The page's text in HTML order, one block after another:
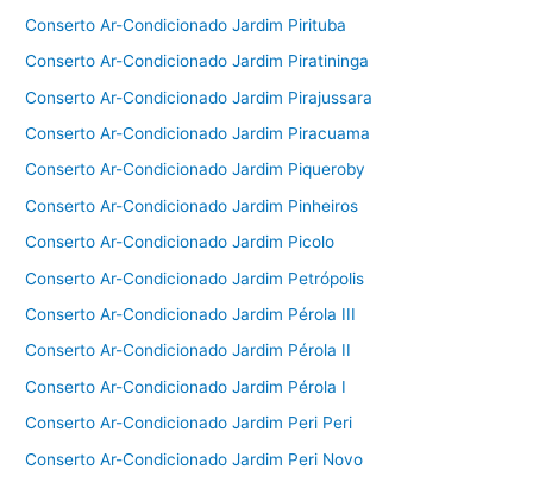
Conserto Ar-Condicionado Jardim Pirituba
Conserto Ar-Condicionado Jardim Piratininga
Conserto Ar-Condicionado Jardim Pirajussara
Conserto Ar-Condicionado Jardim Piracuama
Conserto Ar-Condicionado Jardim Piqueroby
Conserto Ar-Condicionado Jardim Pinheiros
Conserto Ar-Condicionado Jardim Picolo
Conserto Ar-Condicionado Jardim Petrópolis
Conserto Ar-Condicionado Jardim Pérola III
Conserto Ar-Condicionado Jardim Pérola II
Conserto Ar-Condicionado Jardim Pérola I
Conserto Ar-Condicionado Jardim Peri Peri
Conserto Ar-Condicionado Jardim Peri Novo